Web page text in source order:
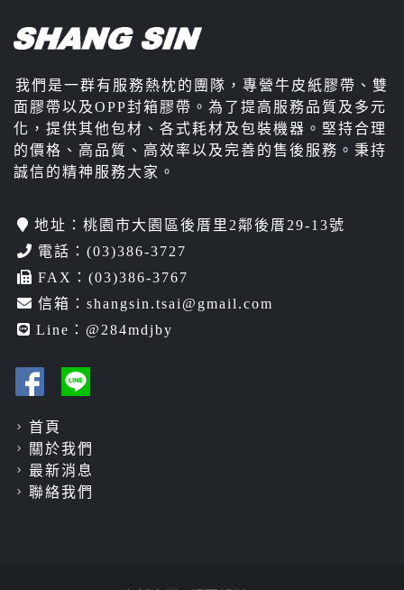
我們是一群有服務熱枕的團隊，專營牛皮紙膠帶、雙
面膠帶以及OPP封箱膠帶。為了提高服務品質及多元
化，提供其他包材、各式耗材及包裝機器。堅持合理
的價格、高品質、高效率以及完善的售後服務。秉持
誠信的精神服務大家。
地址：桃園市大園區後厝里2鄰後厝29-13號
電話： (03)386-3727
FAX：(03)386-3767
信箱： shangsin.tsai@gmail.com
Line： @284mdjby
首頁
關於我們
最新消息
聯絡我們